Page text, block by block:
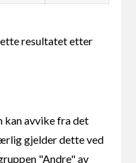
resultatet etter
avvike fra det
gjelder dette ved
"Andre" av